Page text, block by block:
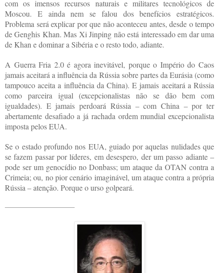
com os imensos recursos naturais e militares tecnológicos de
Moscou. E ainda nem se falou dos benefícios estratégicos.
Problema será explicar por que não aconteceu antes, desde o tempo
de Genghis Khan. Mas Xi Jinping não está interessado em dar uma
de Khan e dominar a Sibéria e o resto todo, adiante.
A Guerra Fria 2.0 é agora inevitável, porque o Império do Caos
jamais aceitará a influência da Rússia sobre partes da Eurásia (como
tampouco aceita a influência da China). E jamais aceitará a Rússia
como parceira igual (excepcionalistas não se dão bem com
igualdades). E jamais perdoará Rússia – com China – por ter
abertamente desafiado a já rachada ordem mundial excepcionalista
imposta pelos EUA.
Se o estado profundo nos EUA, guiado por aquelas nulidades que
se fazem passar por líderes, em desespero, der um passo adiante –
pode ser um genocídio no Donbass; um ataque da OTAN contra a
Crimeia; ou, no pior cenário imaginável, um ataque contra a própria
Rússia – atenção. Porque o urso golpeará.